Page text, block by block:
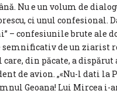
Nu e un volum de
ci unul confesional.
– confesiunile brute ale
semnificativ de un ziarist
care, din păcate, a
de avion. „«Nu-l dati la
Geoana! Lui Mircea